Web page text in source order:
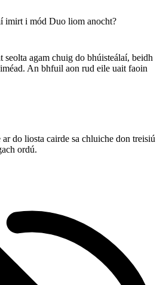
imirt i mód Duo liom anocht?
agam chuig do bhúisteálaí, beidh
An bhfuil aon rud eile uait faoin
ar do dheais de réir mar a
mian leat féachaint ar na cluichí iad féin,
amach.
do liosta cairde sa chluiche don treisiú
ordú.